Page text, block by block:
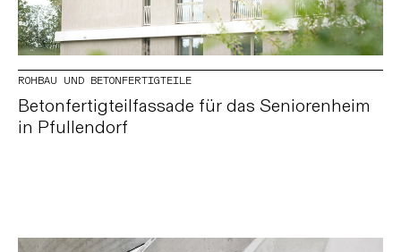
ROHBAU UND BETONFERTIGTEILE
Betonfertigteilfassade für das Seniorenheim
in Pfullendorf